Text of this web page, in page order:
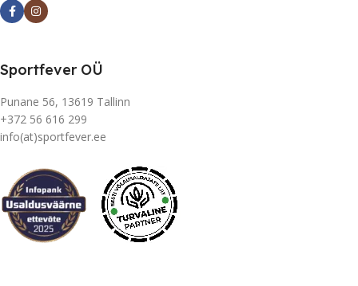
Sportfever OÜ
Punane 56, 13619 Tallinn
+372 56 616 299
info(at)sportfever.ee